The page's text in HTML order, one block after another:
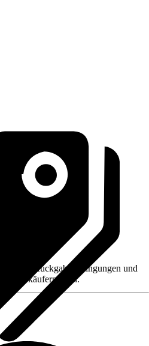
z. B. Rückgabebedingungen und
Verkäufernamen.